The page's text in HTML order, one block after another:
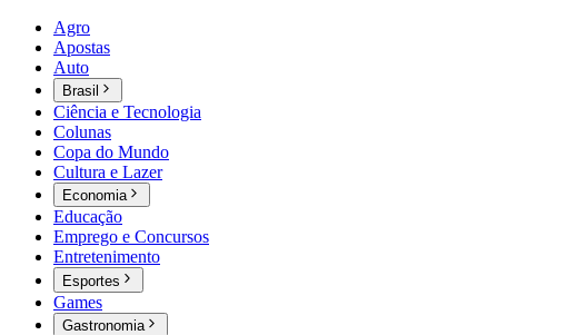
Agro
Apostas
Auto
Brasil
Ciência e Tecnologia
Colunas
Copa do Mundo
Cultura e Lazer
Economia
Educação
Emprego e Concursos
Entretenimento
Esportes
Games
Gastronomia